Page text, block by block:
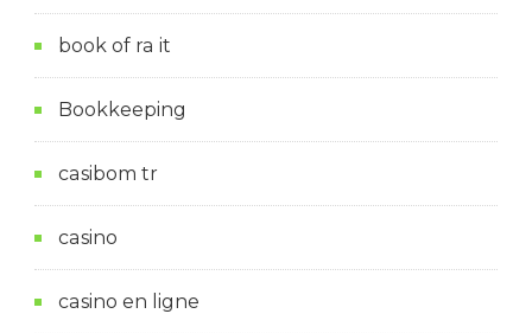
book of ra it
Bookkeeping
casibom tr
casino
casino en ligne